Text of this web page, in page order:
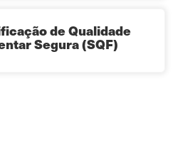
de Qualidade
Segura (SQF)